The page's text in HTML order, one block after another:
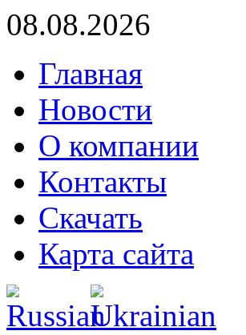
08.08.2026
Главная
Новости
О компании
Контакты
Скачать
Карта сайта